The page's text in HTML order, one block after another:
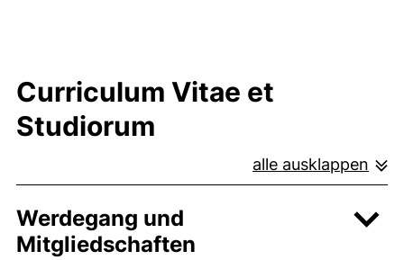
Curriculum Vitae et
Studiorum
alle ausklappen
Werdegang und
Mitgliedschaften